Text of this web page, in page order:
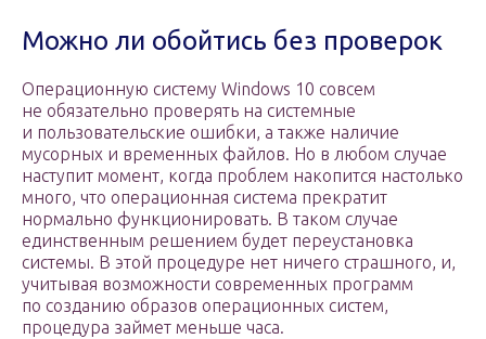
Можно ли обойтись без проверок
Операционную систему Windows 10 совсем
не обязательно проверять на системные
и пользовательские ошибки, а также наличие
мусорных и временных файлов. Но в любом случае
наступит момент, когда проблем накопится настолько
много, что операционная система прекратит
нормально функционировать. В таком случае
единственным решением будет переустановка
системы. В этой процедуре нет ничего страшного, и,
учитывая возможности современных программ
по созданию образов операционных систем,
процедура займет меньше часа.